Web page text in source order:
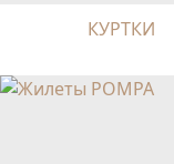
КУРТКИ